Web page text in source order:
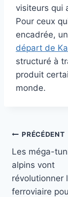
visiteurs qui
Pour ceux
encadrée,
départ de
structuré à
produit
monde.
de
l’article
PRÉCÉDENT
Les méga-
alpins vont
révolutionner
ferroviaire